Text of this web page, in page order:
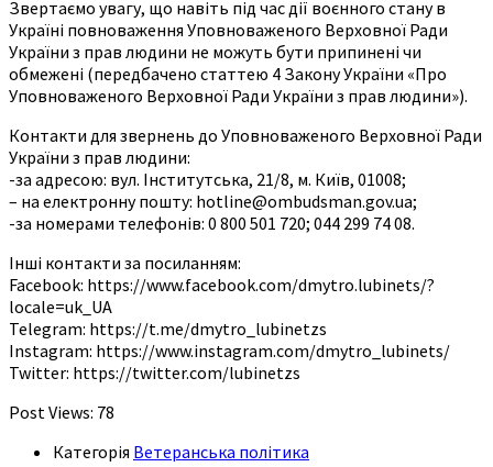
Звертаємо увагу, що навіть під час дії воєнного стану в
Україні повноваження Уповноваженого Верховної Ради
України з прав людини не можуть бути припинені чи
обмежені (передбачено статтею 4 Закону України «Про
Уповноваженого Верховної Ради України з прав людини»).
Контакти для звернень до Уповноваженого Верховної Ради
України з прав людини:
-за адресою: вул. Інститутська, 21/8, м. Київ, 01008;
– на електронну пошту: hotline@ombudsman.gov.ua;
-за номерами телефонів: 0 800 501 720; 044 299 74 08.
Інші контакти за посиланням:
Facebook: https://www.facebook.com/dmytro.lubinets/?
locale=uk_UA
Telegram: https://t.me/dmytro_lubinetzs
Instagram: https://www.instagram.com/dmytro_lubinets/
Twitter: https://twitter.com/lubinetzs
Post Views: 78
Категорія Ветеранська політика